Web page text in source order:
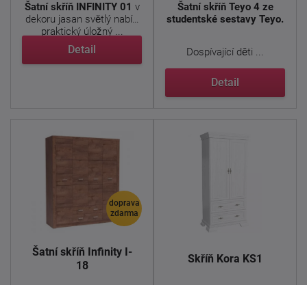
Šatní skříň INFINITY 01 v
dekoru jasan světlý nabízí
praktický úložný ...
Detail
Šatní skříň Teyo 4 ze
studentské sestavy Teyo.
Dospívající děti ...
Detail
doprava
zdarma
Šatní skříň Infinity I-
18
Skříň Kora KS1